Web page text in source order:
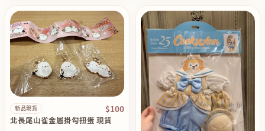
新品現貨 $100
北長尾山雀金屬掛勾扭蛋 現貨